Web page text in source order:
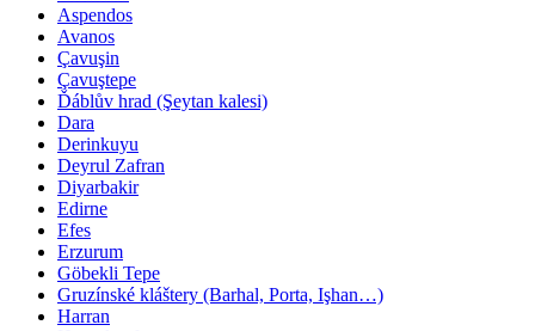
Aspendos
Avanos
Çavuşin
Çavuştepe
Ďáblův hrad (Şeytan kalesi)
Dara
Derinkuyu
Deyrul Zafran
Diyarbakir
Edirne
Efes
Erzurum
Göbekli Tepe
Gruzínské kláštery (Barhal, Porta, Işhan…)
Harran